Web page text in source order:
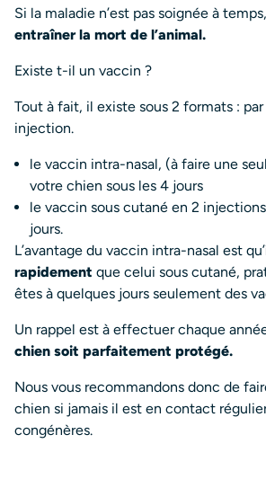
Si la maladie n’est pas soignée à temps,
entraîner la mort de l’animal.
Existe t-il un vaccin ?
Tout à fait, il existe sous 2 formats :
injection.
le vaccin intra-nasal, (à faire une
votre chien sous les 4 jours
le vaccin sous cutané en 2
jours.
L’avantage du vaccin intra-nasal est qu’
rapidement que celui sous cutané,
êtes à quelques jours seulement des
Un rappel est à effectuer chaque
chien soit parfaitement protégé.
Nous vous recommandons donc de
chien si jamais il est en contact
congénères.